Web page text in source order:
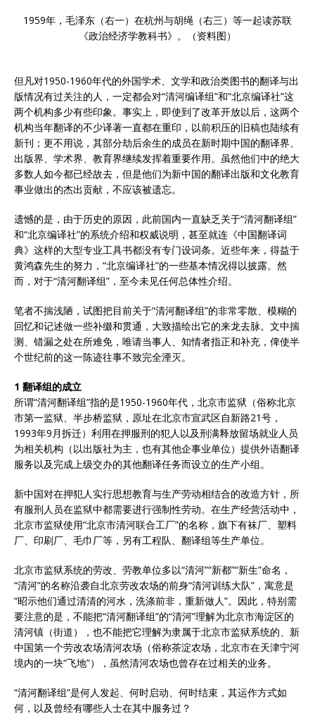
1959年，毛泽东（右一）在杭州与胡绳（右三）等一起读苏联
《政治经济学教科书》。（资料图）
但凡对1950-1960年代的外国学术、文学和政治类图书的翻译与出
版情况有过关注的人，一定都会对“清河编译组”和“北京编译社”这
两个机构多少有些印象。事实上，即使到了改革开放以后，这两个
机构当年翻译的不少译著一直都在重印，以前积压的旧稿也陆续有
新刊；更不用说，其部分劫后余生的成员在新时期中国的翻译界、
出版界、学术界、教育界继续发挥着重要作用。虽然他们中的绝大
多数人如今都已经故去，但是他们为新中国的翻译出版和文化教育
事业做出的杰出贡献，不应该被遗忘。
遗憾的是，由于历史的原因，此前国内一直缺乏关于“清河翻译组”
和“北京编译社”的系统介绍和权威说明，甚至就连《中国翻译词
典》这样的大型专业工具书都没有专门设词条。近些年来，得益于
黄鸿森先生的努力，“北京编译社”的一些基本情况得以披露。然
而，对于“清河翻译组”，至今未见任何总体性介绍。
笔者不揣浅陋，试图把目前关于“清河翻译组”的非常零散、模糊的
回忆和记述做一些补缀和贯通，大致描绘出它的来龙去脉。文中揣
测、错漏之处在所难免，唯请当事人、知情者指正和补充，俾使半
个世纪前的这一陈迹往事不致完全湮灭。
1 翻译组的成立
所谓“清河翻译组”指的是1950-1960年代，北京市监狱（俗称北京
市第一监狱、半步桥监狱，原址在北京市宣武区自新路21号，
1993年9月拆迁）利用在押服刑的犯人以及刑满释放留场就业人员
为相关机构（以出版社为主，也有其他企事业单位）提供外语翻译
服务以及完成上级交办的其他翻译任务而设立的生产小组。
新中国对在押犯人实行思想教育与生产劳动相结合的改造方针，所
有服刑人员在监狱中都需要进行强制性劳动。在生产经营活动中，
北京市监狱使用“北京市清河联合工厂”的名称，旗下有袜厂、塑料
厂、印刷厂、毛巾厂等，另有工程队、翻译组等生产单位。
北京市监狱系统的劳改、劳教单位多以“清河”“新都”“新生”命名，
“清河”的名称沿袭自北京劳改农场的前身“清河训练大队”，寓意是
“昭示他们通过清清的河水，洗涤前非，重新做人”。因此，特别需
要注意的是，不能把“清河翻译组”的“清河”理解为北京市海淀区的
清河镇（街道），也不能把它理解为隶属于北京市监狱系统的、新
中国第一个劳改农场清河农场（俗称茶淀农场，北京市在天津宁河
境内的一块“飞地”），虽然清河农场也曾存在过相关的业务。
“清河翻译组”是何人发起、何时启动、何时结束，其运作方式如
何，以及曾经有哪些人士在其中服务过？